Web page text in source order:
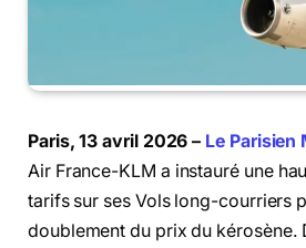
Paris, 13 avril 2026 – Le Parisien
Air France-KLM a instauré une
tarifs sur ses Vols long-courriers
doublement du prix du kérosène.